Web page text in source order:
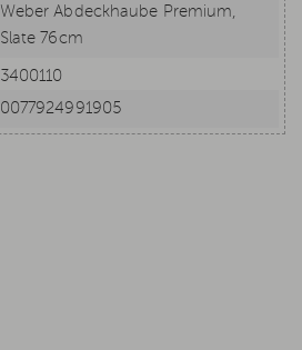
Weber Abdeckhaube Premium,
Slate 76cm
3400110
0077924991905